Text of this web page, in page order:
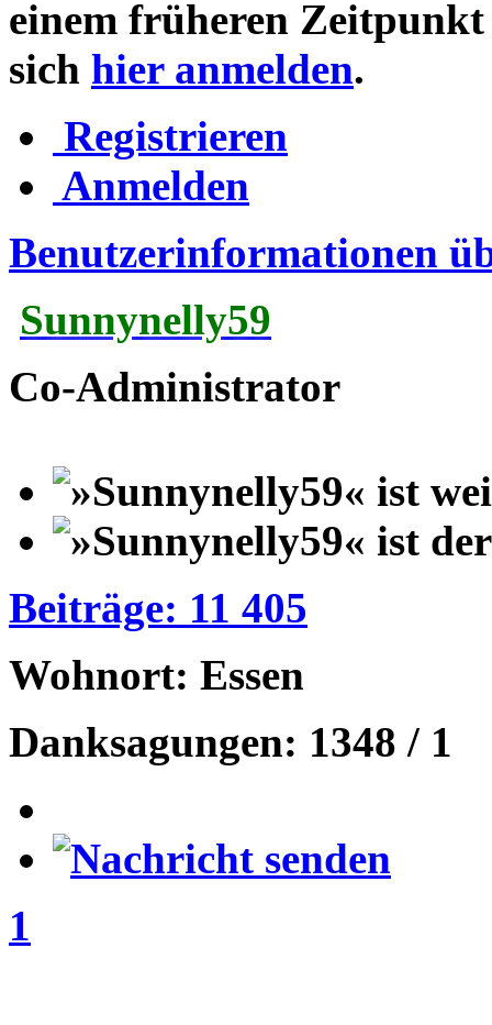
einem früheren
sich hier anmelden.
Registrieren
Anmelden
Benutzerinformationen
Sunnynelly59
Co-Administrator
Beiträge: 11 405
Wohnort: Essen
Danksagungen: 1348 / 1
1